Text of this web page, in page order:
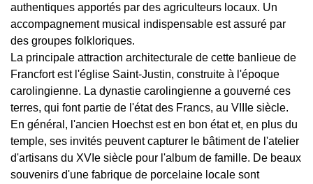
authentiques apportés par des agriculteurs locaux. Un
accompagnement musical indispensable est assuré par
des groupes folkloriques.
La principale attraction architecturale de cette banlieue de
Francfort est l'église Saint-Justin, construite à l'époque
carolingienne. La dynastie carolingienne a gouverné ces
terres, qui font partie de l'état des Francs, au VIIIe siècle.
En général, l'ancien Hoechst est en bon état et, en plus du
temple, ses invités peuvent capturer le bâtiment de l'atelier
d'artisans du XVIe siècle pour l'album de famille. De beaux
souvenirs d'une fabrique de porcelaine locale sont